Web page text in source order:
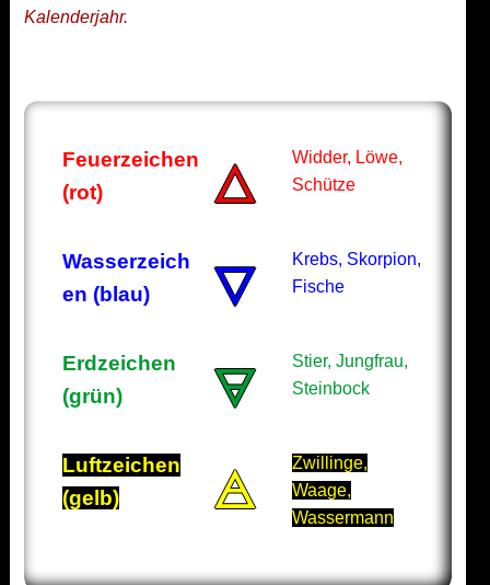
Kalenderjahr.
Feuerzeichen
(rot)
🜂
Widder, Löwe,
Schütze
Wasserzeich
en (blau)
🜄
Krebs, Skorpion,
Fische
Erdzeichen
(grün)
🜃
Stier, Jungfrau,
Steinbock
Luftzeichen
(gelb)
🜁
Zwillinge,
Waage,
Wassermann